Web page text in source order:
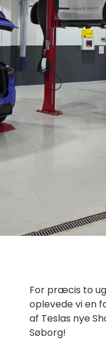
For præcis to
oplevede vi en
af Teslas nye
Søborg!